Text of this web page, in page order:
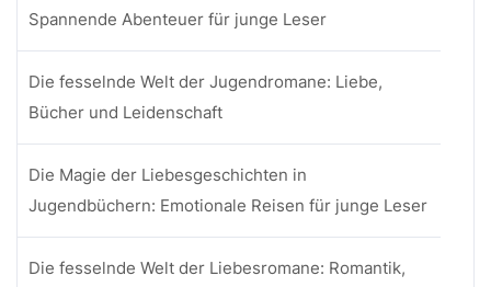
Spannende Abenteuer für junge Leser
Die fesselnde Welt der Jugendromane: Liebe,
Bücher und Leidenschaft
Die Magie der Liebesgeschichten in
Jugendbüchern: Emotionale Reisen für junge Leser
Die fesselnde Welt der Liebesromane: Romantik,